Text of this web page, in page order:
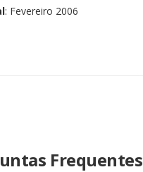
: Fevereiro 2006
Frequentes